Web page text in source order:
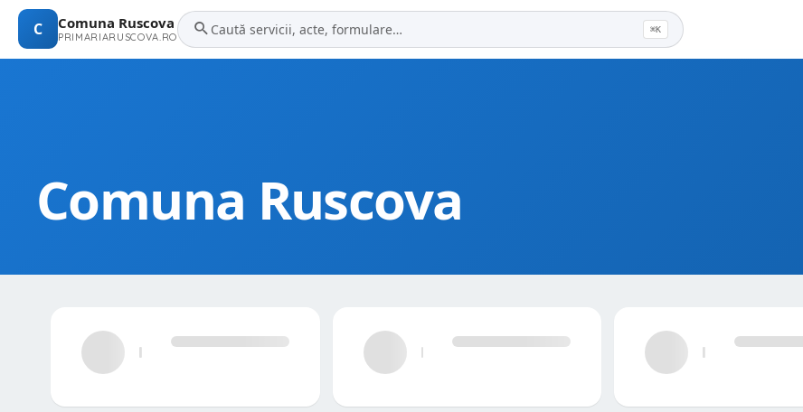
C Comuna Ruscova
PRIMARIARUSCOVA.RO
⌘K
Comuna Ruscova